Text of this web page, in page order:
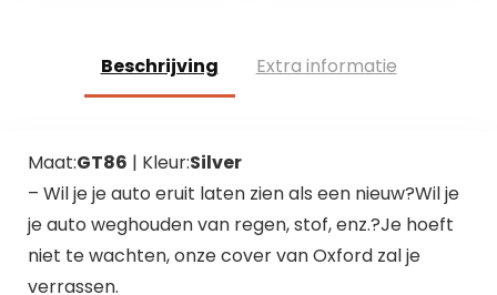
Beschrijving Extra informatie
Maat:GT86 | Kleur:Silver
– Wil je je auto eruit laten zien als een nieuw?Wil je
je auto weghouden van regen, stof, enz.?Je hoeft
niet te wachten, onze cover van Oxford zal je
verrassen.